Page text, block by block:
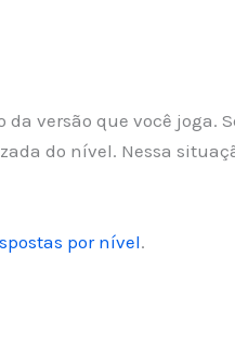
versão que você joga.
do nível. Nessa
por nível.